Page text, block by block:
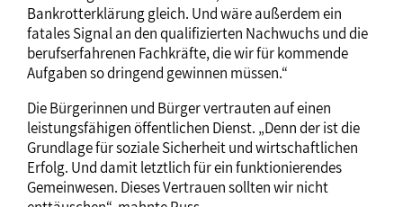
Bankrotterklärung gleich. Und wäre außerdem ein
fatales Signal an den qualifizierten Nachwuchs und die
berufserfahrenen Fachkräfte, die wir für kommende
Aufgaben so dringend gewinnen müssen.“
Die Bürgerinnen und Bürger vertrauten auf einen
leistungsfähigen öffentlichen Dienst. „Denn der ist die
Grundlage für soziale Sicherheit und wirtschaftlichen
Erfolg. Und damit letztlich für ein funktionierendes
Gemeinwesen. Dieses Vertrauen sollten wir nicht